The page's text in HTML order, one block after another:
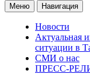
Меню Навигация
Новости
Актуальная
ситуации в
СМИ о нас
ПРЕСС-